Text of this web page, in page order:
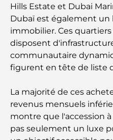
Découvrez les
Business Bay, à Dubaï.
Hôpitaux publics à
complets pour tous
Lamborghini les plus
liste ultime des
L'école GEMS la plus
Hills Estate et Dubai
Dubaï est également un
immobilier. Ces
disposent
communautaire
figurent en tête de liste
La majorité de ces
revenus mensuels
montre que l'accession
pas seulement un luxe